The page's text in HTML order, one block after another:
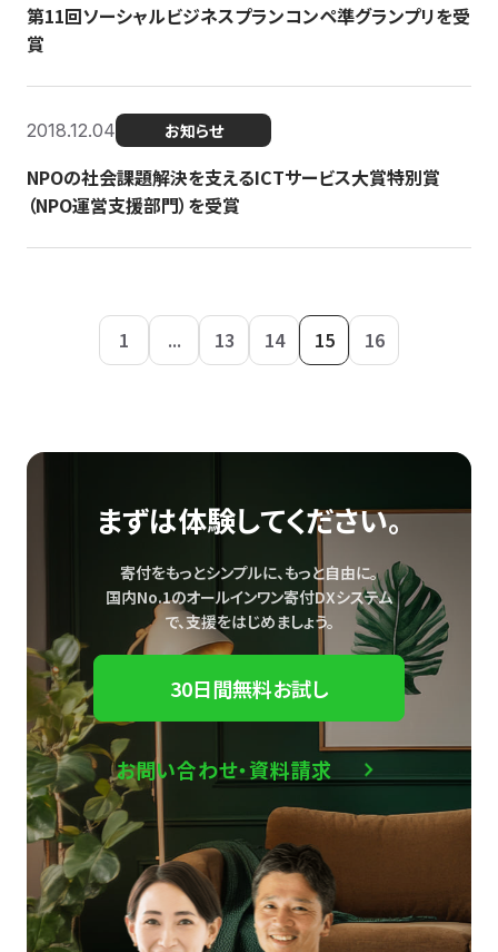
第11回ソーシャルビジネスプランコンペ準グランプリを受
賞
2018.12.04 お知らせ
NPOの社会課題解決を支えるICTサービス大賞特別賞
（NPO運営支援部門）を受賞
1 ... 13 14 15 16
まずは体験してください。
寄付をもっとシンプルに、もっと自由に。
国内No.1のオールインワン寄付DXシステム
で、支援をはじめましょう。
30日間無料お試し
お問い合わせ・資料請求